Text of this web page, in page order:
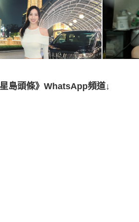
島頭條》WhatsApp頻道↓